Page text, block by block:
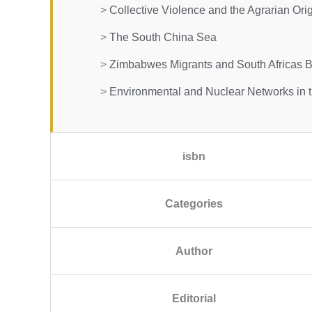
> Collective Violence and the Agrarian
> The South China Sea
> Zimbabwes Migrants and South Africas
> Environmental and Nuclear Networks in
isbn
Categories
Author
Editorial